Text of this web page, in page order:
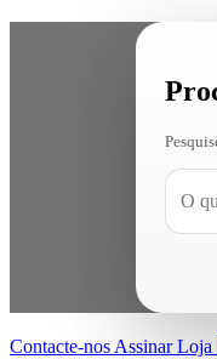
Contacte-nos AssinarLoja